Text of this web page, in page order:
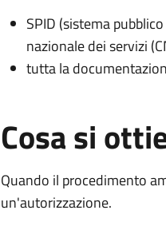
SPID (sistema
nazionale dei servizi
tutta la
Cosa si
Quando il procedimento
un'autorizzazione.